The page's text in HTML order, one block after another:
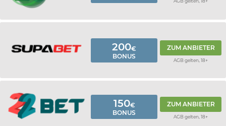
200€
BONUS
ZUM ANBIETER
AGB gelten, 18+
150€
BONUS
ZUM ANBIETER
AGB gelten, 18+